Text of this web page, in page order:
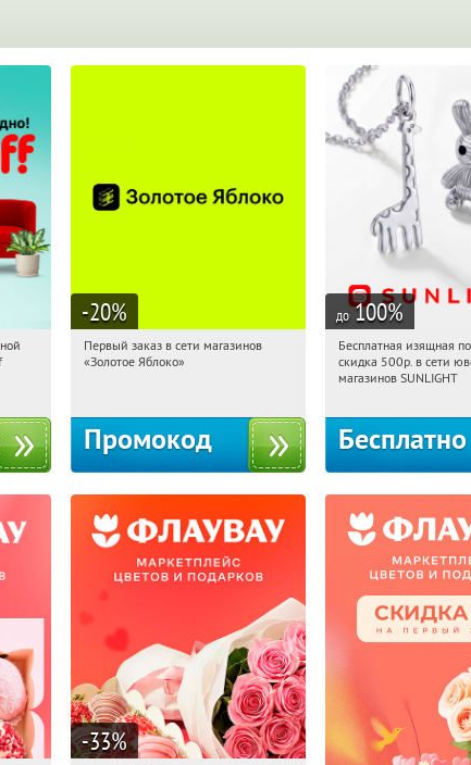
-20%
09:23:56
Получи первым!
Первый заказ в сети магазинов
«Золотое Яблоко»
Промокод
до 100%
09:23:56
Россия
Бесплатная изящная
скидка 500р. в сети
магазинов SUNLIGHT
Бесплатно
-33%